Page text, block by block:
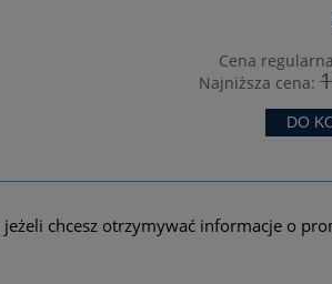
Cena
Najniższa cena:
DO
jeżeli chcesz otrzymywać informacje o